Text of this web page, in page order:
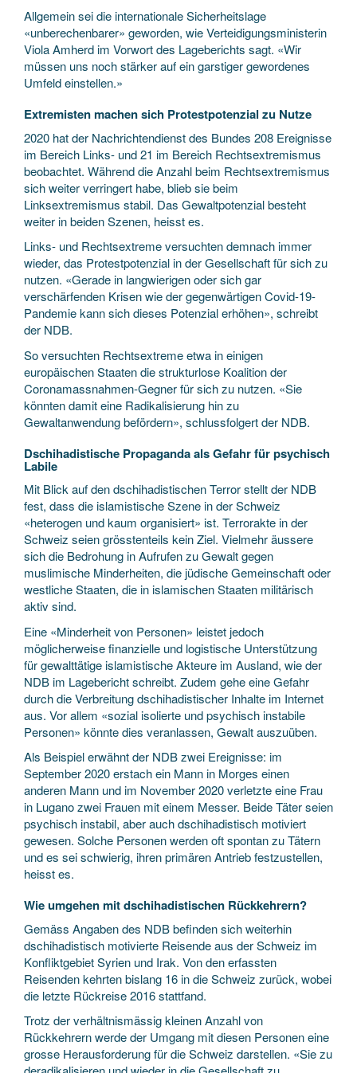
Allgemein sei die internationale Sicherheitslage
«unberechenbarer» geworden, wie Verteidigungsministerin
Viola Amherd im Vorwort des Lageberichts sagt. «Wir
müssen uns noch stärker auf ein garstiger gewordenes
Umfeld einstellen.»
Extremisten machen sich Protestpotenzial zu Nutze
2020 hat der Nachrichtendienst des Bundes 208 Ereignisse
im Bereich Links- und 21 im Bereich Rechtsextremismus
beobachtet. Während die Anzahl beim Rechtsextremismus
sich weiter verringert habe, blieb sie beim
Linksextremismus stabil. Das Gewaltpotenzial besteht
weiter in beiden Szenen, heisst es.
Links- und Rechtsextreme versuchten demnach immer
wieder, das Protestpotenzial in der Gesellschaft für sich zu
nutzen. «Gerade in langwierigen oder sich gar
verschärfenden Krisen wie der gegenwärtigen Covid-19-
Pandemie kann sich dieses Potenzial erhöhen», schreibt
der NDB.
So versuchten Rechtsextreme etwa in einigen
europäischen Staaten die strukturlose Koalition der
Coronamassnahmen-Gegner für sich zu nutzen. «Sie
könnten damit eine Radikalisierung hin zu
Gewaltanwendung befördern», schlussfolgert der NDB.
Dschihadistische Propaganda als Gefahr für psychisch
Labile
Mit Blick auf den dschihadistischen Terror stellt der NDB
fest, dass die islamistische Szene in der Schweiz
«heterogen und kaum organisiert» ist. Terrorakte in der
Schweiz seien grösstenteils kein Ziel. Vielmehr äussere
sich die Bedrohung in Aufrufen zu Gewalt gegen
muslimische Minderheiten, die jüdische Gemeinschaft oder
westliche Staaten, die in islamischen Staaten militärisch
aktiv sind.
Eine «Minderheit von Personen» leistet jedoch
möglicherweise finanzielle und logistische Unterstützung
für gewalttätige islamistische Akteure im Ausland, wie der
NDB im Lagebericht schreibt. Zudem gehe eine Gefahr
durch die Verbreitung dschihadistischer Inhalte im Internet
aus. Vor allem «sozial isolierte und psychisch instabile
Personen» könnte dies veranlassen, Gewalt auszuüben.
Als Beispiel erwähnt der NDB zwei Ereignisse: im
September 2020 erstach ein Mann in Morges einen
anderen Mann und im November 2020 verletzte eine Frau
in Lugano zwei Frauen mit einem Messer. Beide Täter seien
psychisch instabil, aber auch dschihadistisch motiviert
gewesen. Solche Personen werden oft spontan zu Tätern
und es sei schwierig, ihren primären Antrieb festzustellen,
heisst es.
Wie umgehen mit dschihadistischen Rückkehrern?
Gemäss Angaben des NDB befinden sich weiterhin
dschihadistisch motivierte Reisende aus der Schweiz im
Konfliktgebiet Syrien und Irak. Von den erfassten
Reisenden kehrten bislang 16 in die Schweiz zurück, wobei
die letzte Rückreise 2016 stattfand.
Trotz der verhältnismässig kleinen Anzahl von
Rückkehrern werde der Umgang mit diesen Personen eine
grosse Herausforderung für die Schweiz darstellen. «Sie zu